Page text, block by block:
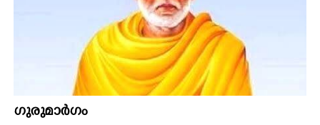
ഗുരുമാർഗം